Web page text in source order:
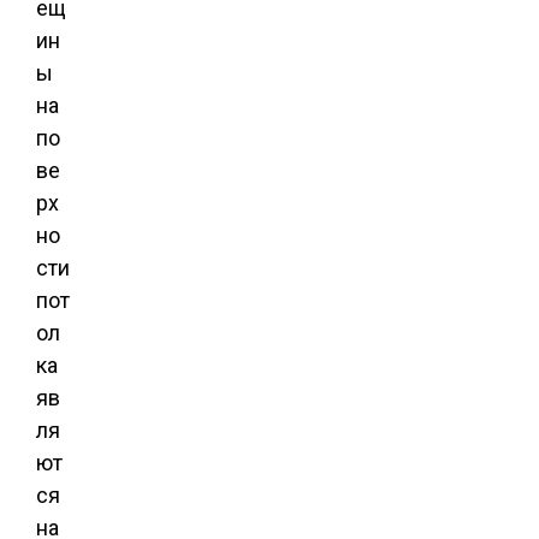
ещ
ин
ы
на
по
ве
рх
но
сти
пот
ол
ка
яв
ля
ют
ся
на